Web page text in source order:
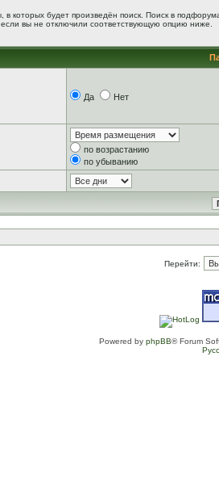
которых будет произведён поиск. Поиск в
если вы не отключили соответствующую опцию ниже.
Да Нет
по возрастанию
по убыванию
Перейти:
Powered by phpBB® Forum